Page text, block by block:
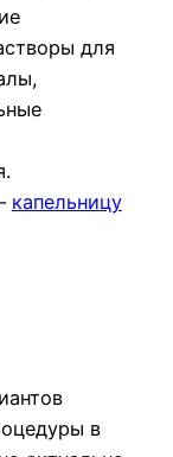
для
капельницу
в